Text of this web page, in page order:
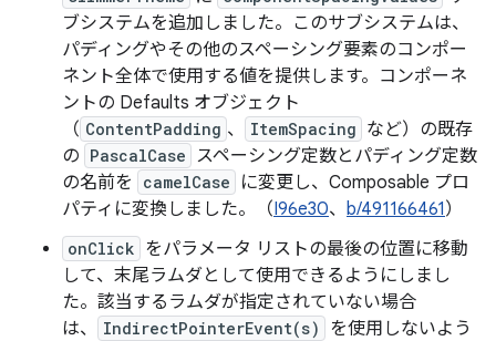
ブシステムを追加しました。このサブシステムは、
パディングやその他のスペーシング要素のコンポー
ネント全体で使用する値を提供します。コンポーネ
ントの Defaults オブジェクト
（ ContentPadding 、 ItemSpacing など）の既存
の PascalCase スペーシング定数とパディング定数
の名前を
camelCase
に変更し、Composable プロ
パティに変換しました。（I96e30、 b/491166461）
onClick をパラメータ リストの最後の位置に移動
して、末尾ラムダとして使用できるようにしまし
た。該当するラムダが指定されていない場合
は、
IndirectPointerEvent(s)
を使用しないよう